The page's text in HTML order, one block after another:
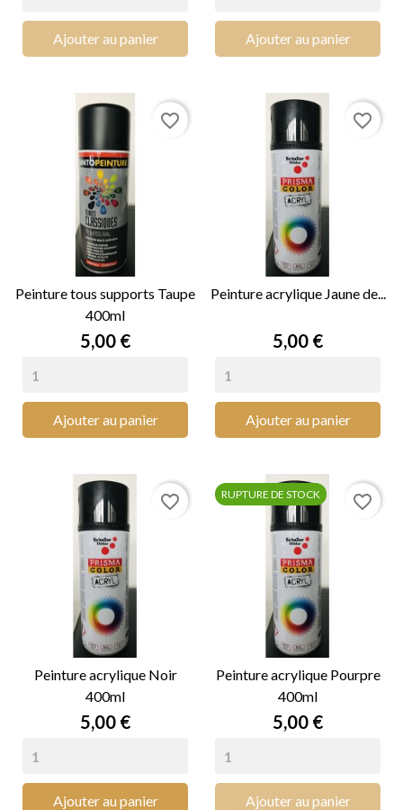
Ajouter au panier Ajouter au panier
Peinture tous supports Taupe
400ml
Prix
5,00 €
Ajouter au panier
favorite_border
Peinture acrylique Jaune de...
Prix
5,00 €
Ajouter au panier
favorite_border
Peinture acrylique Noir
400ml
Prix
5,00 €
Ajouter au panier
favorite_border
Peinture acrylique Pourpre
400ml
Prix
5,00 €
Ajouter au panier
RUPTURE DE STOCK favorite_border